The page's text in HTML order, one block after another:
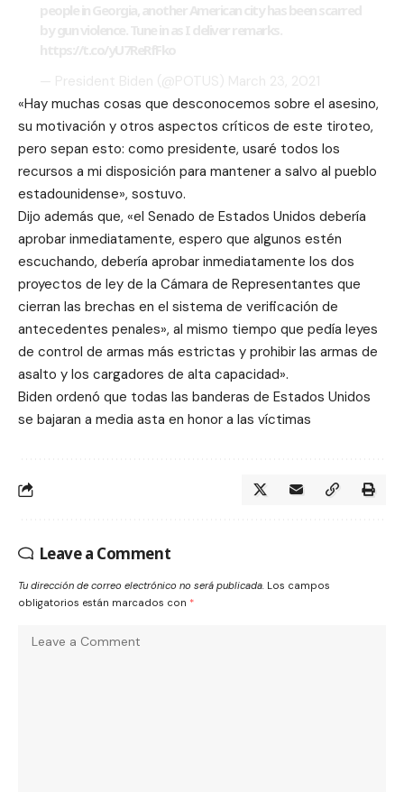
«Hay muchas cosas que desconocemos sobre el asesino,
su motivación y otros aspectos críticos de este tiroteo,
pero sepan esto: como presidente, usaré todos los
recursos a mi disposición para mantener a salvo al pueblo
estadounidense», sostuvo.
Dijo además que, «el Senado de Estados Unidos debería
aprobar inmediatamente, espero que algunos estén
escuchando, debería aprobar inmediatamente los dos
proyectos de ley de la Cámara de Representantes que
cierran las brechas en el sistema de verificación de
antecedentes penales», al mismo tiempo que pedía leyes
de control de armas más estrictas y prohibir las armas de
asalto y los cargadores de alta capacidad».
Biden ordenó que todas las banderas de Estados Unidos
se bajaran a media asta en honor a las víctimas
Leave a Comment
Tu dirección de correo electrónico no será publicada. Los campos
obligatorios están marcados con *